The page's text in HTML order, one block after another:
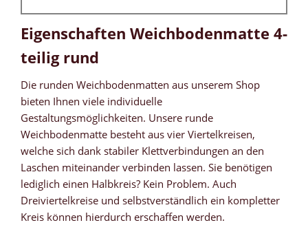
Eigenschaften Weichbodenmatte 4-
teilig rund
Die runden Weichbodenmatten aus unserem Shop
bieten Ihnen viele individuelle
Gestaltungsmöglichkeiten. Unsere runde
Weichbodenmatte besteht aus vier Viertelkreisen,
welche sich dank stabiler Klettverbindungen an den
Laschen miteinander verbinden lassen. Sie benötigen
lediglich einen Halbkreis? Kein Problem. Auch
Dreiviertelkreise und selbstverständlich ein kompletter
Kreis können hierdurch erschaffen werden.